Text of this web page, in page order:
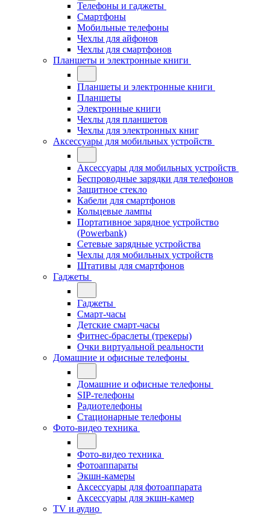
Телефоны и гаджеты
Смартфоны
Мобильные телефоны
Чехлы для айфонов
Чехлы для смартфонов
Планшеты и электронные книги
Планшеты и электронные книги
Планшеты
Электронные книги
Чехлы для планшетов
Чехлы для электронных книг
Аксессуары для мобильных устройств
Аксессуары для мобильных устройств
Беспроводные зарядки для телефонов
Защитное стекло
Кабели для смартфонов
Кольцевые лампы
Портативное зарядное устройство
(Powerbank)
Сетевые зарядные устройства
Чехлы для мобильных устройств
Штативы для смартфонов
Гаджеты
Гаджеты
Смарт-часы
Детские смарт-часы
Фитнес-браслеты (трекеры)
Очки виртуальной реальности
Домашние и офисные телефоны
Домашние и офисные телефоны
SIP-телефоны
Радиотелефоны
Стационарные телефоны
Фото-видео техника
Фото-видео техника
Фотоаппараты
Экшн-камеры
Аксессуары для фотоаппарата
Аксессуары для экшн-камер
TV и аудио